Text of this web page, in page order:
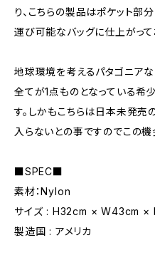
り、こちらの製品はポケット部
運び可能なバッグに仕上がって
地球環境を考えるパタゴニアな
全てが1点ものとなっている希
す。しかもこちらは日本未発売
入らないとの事ですのでこの機
■SPEC■
素材：Nylon
サイズ : H32cm × W43cm ×
製造国 : アメリカ